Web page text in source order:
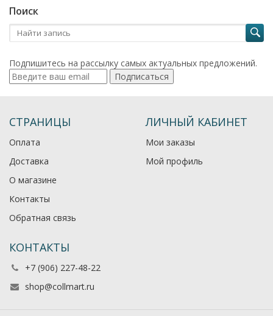
Поиск
Подпишитесь на рассылку самых актуальных предложений.
Подписаться
СТРАНИЦЫ
Оплата
Доставка
О магазине
Контакты
Обратная связь
ЛИЧНЫЙ КАБИНЕТ
Мои заказы
Мой профиль
КОНТАКТЫ
+7 (906) 227-48-22
shop@collmart.ru